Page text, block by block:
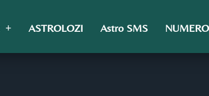
ASTROLOZI Astro SMS